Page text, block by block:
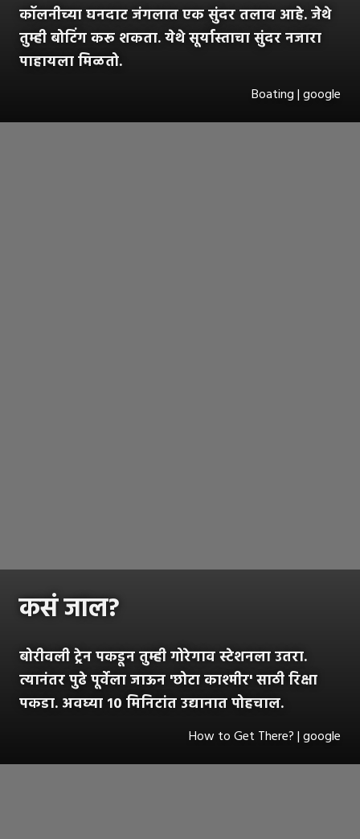
कॉलनीच्या घनदाट जंगलात एक सुंदर तलाव आहे. जेथे
तुम्ही बोटिंग करू शकता. येथे सूर्यास्ताचा सुंदर नजारा
पाहायला मिळतो.
Boating | google
कसं जाल?
बोरीवली ट्रेन पकडून तुम्ही गोरेगाव स्टेशनला उतरा.
त्यानंतर पुढे पूर्वेला जाऊन 'छोटा काश्मीर' साठी रिक्षा
पकडा. अवघ्या १० मिनिटांत उद्यानात पोहचाल.
How to Get There? | google